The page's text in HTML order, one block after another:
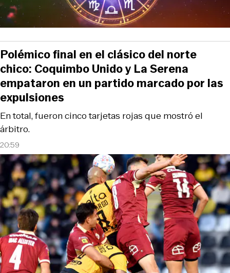
20:59
En total, fueron cinco tarjetas rojas que mostró el
árbitro.
Polémico final en el clásico del norte
chico: Coquimbo Unido y La Serena
empataron en un partido marcado por las
expulsiones